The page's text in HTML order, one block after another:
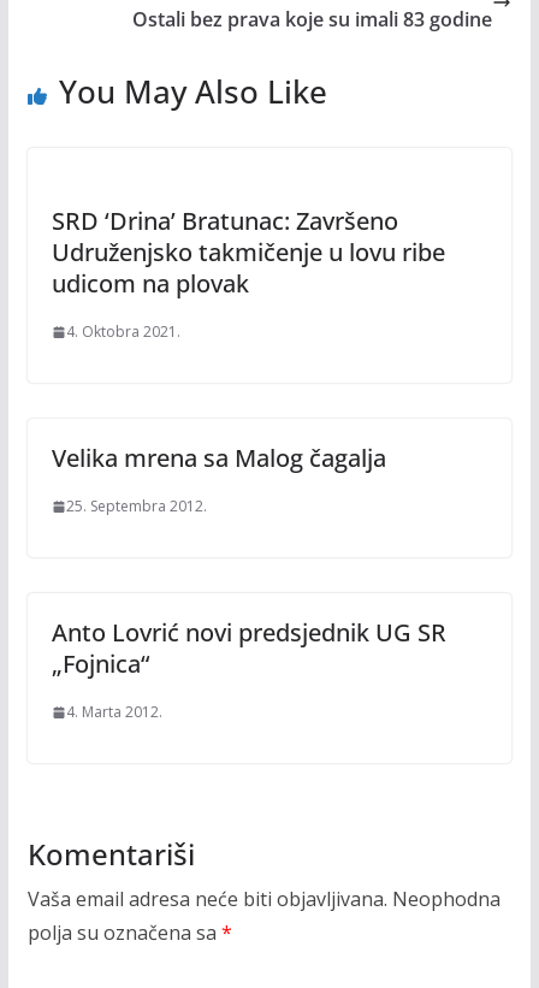
Ostali bez prava koje su imali 83 godine
You May Also Like
SRD ‘Drina’ Bratunac: Završeno
Udruženjsko takmičenje u lovu ribe
udicom na plovak
4. Oktobra 2021.
Velika mrena sa Malog čagalja
25. Septembra 2012.
Anto Lovrić novi predsjednik UG SR
„Fojnica“
4. Marta 2012.
Komentariši
Vaša email adresa neće biti objavljivana. Neophodna
polja su označena sa *